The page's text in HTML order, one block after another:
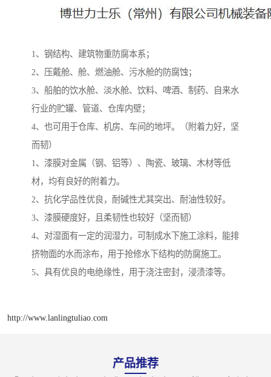
1、钢结构、建筑物重防腐本系；
2、压戴舱、舱、燃油舱、污水舱的防腐蚀；
3、船舶的饮水舱、淡水舱、饮料、啤酒、制药、自来水
行业的贮罐、管道、仓库内壁；
4、也可用于仓库、机房、车间的地坪。（附着力好，坚
而韧）
1、漆膜对金属（钢、铝等）、陶瓷、玻璃、木材等低
材，均有良好的附着力。
2、抗化学品性优良，耐碱性尤其突出、耐油性较好。
3、漆膜硬度好，且柔韧性也较好（坚而韧）
4、对湿面有一定的润湿力，可制成水下施工涂料，能排
挤物面的水而涂布，用于抢修水下结构的防腐施工。
5、具有优良的电绝缘性，用于浇注密封，浸渍漆等。
http://www.lanlingtuliao.com
产品推荐